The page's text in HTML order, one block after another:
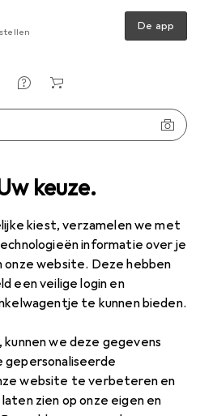
keuze.
kiest, verzamelen we met
informatie over je
onze website. Deze hebben
een veilige login en
te kunnen bieden.
we deze gegevens
gepersonaliseerde
website te verbeteren en
zien op onze eigen en
De app